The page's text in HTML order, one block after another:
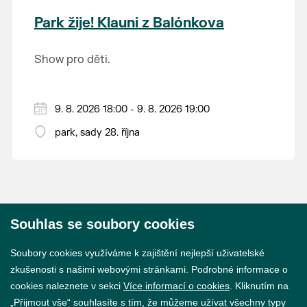
krajina na světě, která je zapsána na Seznam
světového přírodního a kulturního dědictví
Park žije! Klauni z Balónkova
Show pro děti.
9. 8. 2026 18:00 - 9. 8. 2026 19:00
park, sady 28. října
Souhlas se soubory cookies
Soubory cookies využíváme k zajištění nejlepší uživatelské
zkušenosti s našimi webovými stránkami. Podrobné informace o
cookies naleznete v sekci Více informací o cookies . Kliknutím na
„Přijmout vše“ souhlasíte s tím, že můžeme užívat všechny typy